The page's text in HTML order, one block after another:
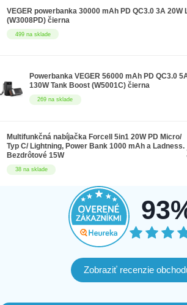
499 na sklade
VEGER powerbanka 30000 mAh PD QC3.0 3A 20W
(W3008PD) čierna
269 na sklade
Powerbanka VEGER 56000 mAh PD QC3.0
130W Tank Boost (W5001C) čierna
38 na sklade
Multifunkčná nabíjačka Forcell 5in1 20W PD Micro/
Typ C/ Lightning, Power Bank 1000 mAh a Ladness.
Bezdrôtové 15W
Zobraziť recenzie